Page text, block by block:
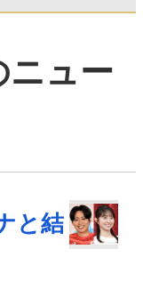
ニュー
と結